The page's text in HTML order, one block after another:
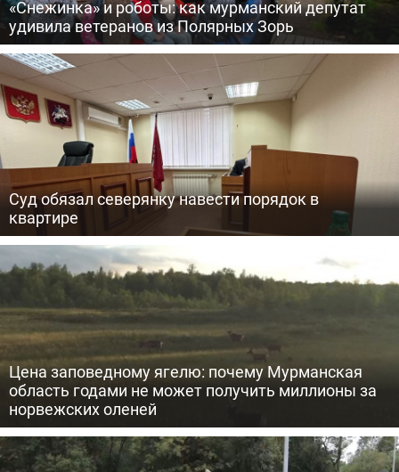
«Снежинка» и роботы: как мурманский депутат
удивила ветеранов из Полярных Зорь
Суд обязал северянку навести порядок в
квартире
Цена заповедному ягелю: почему Мурманская
область годами не может получить миллионы за
норвежских оленей